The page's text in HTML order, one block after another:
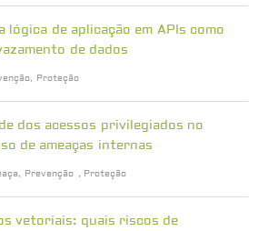
lógica de aplicação em APIs como
de dados
, Proteção
dos acessos privilegiados no
de ameaças internas
, Prevenção , Proteção
vetoriais: quais riscos de